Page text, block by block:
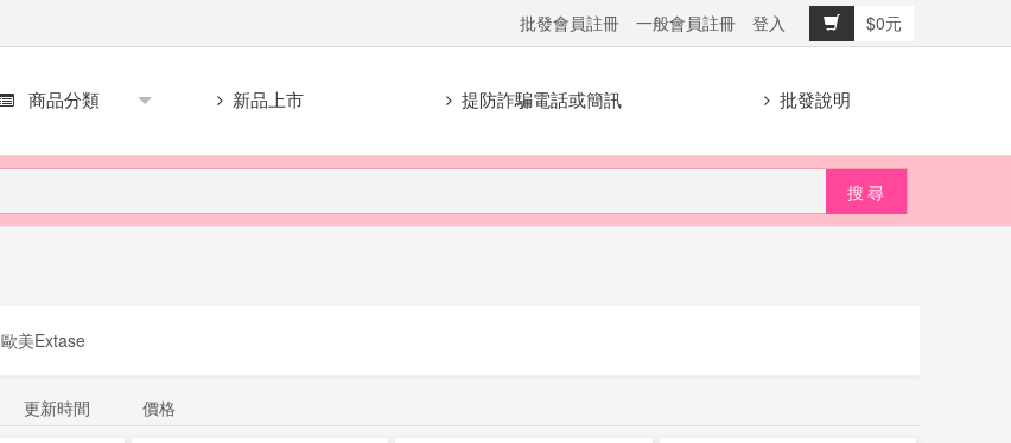
批發會員註冊 一般會員註冊 登入 $0元
商品分類 新品上市 提防詐騙電話或簡訊 批發說明
歐美Extase
更新時間 價格